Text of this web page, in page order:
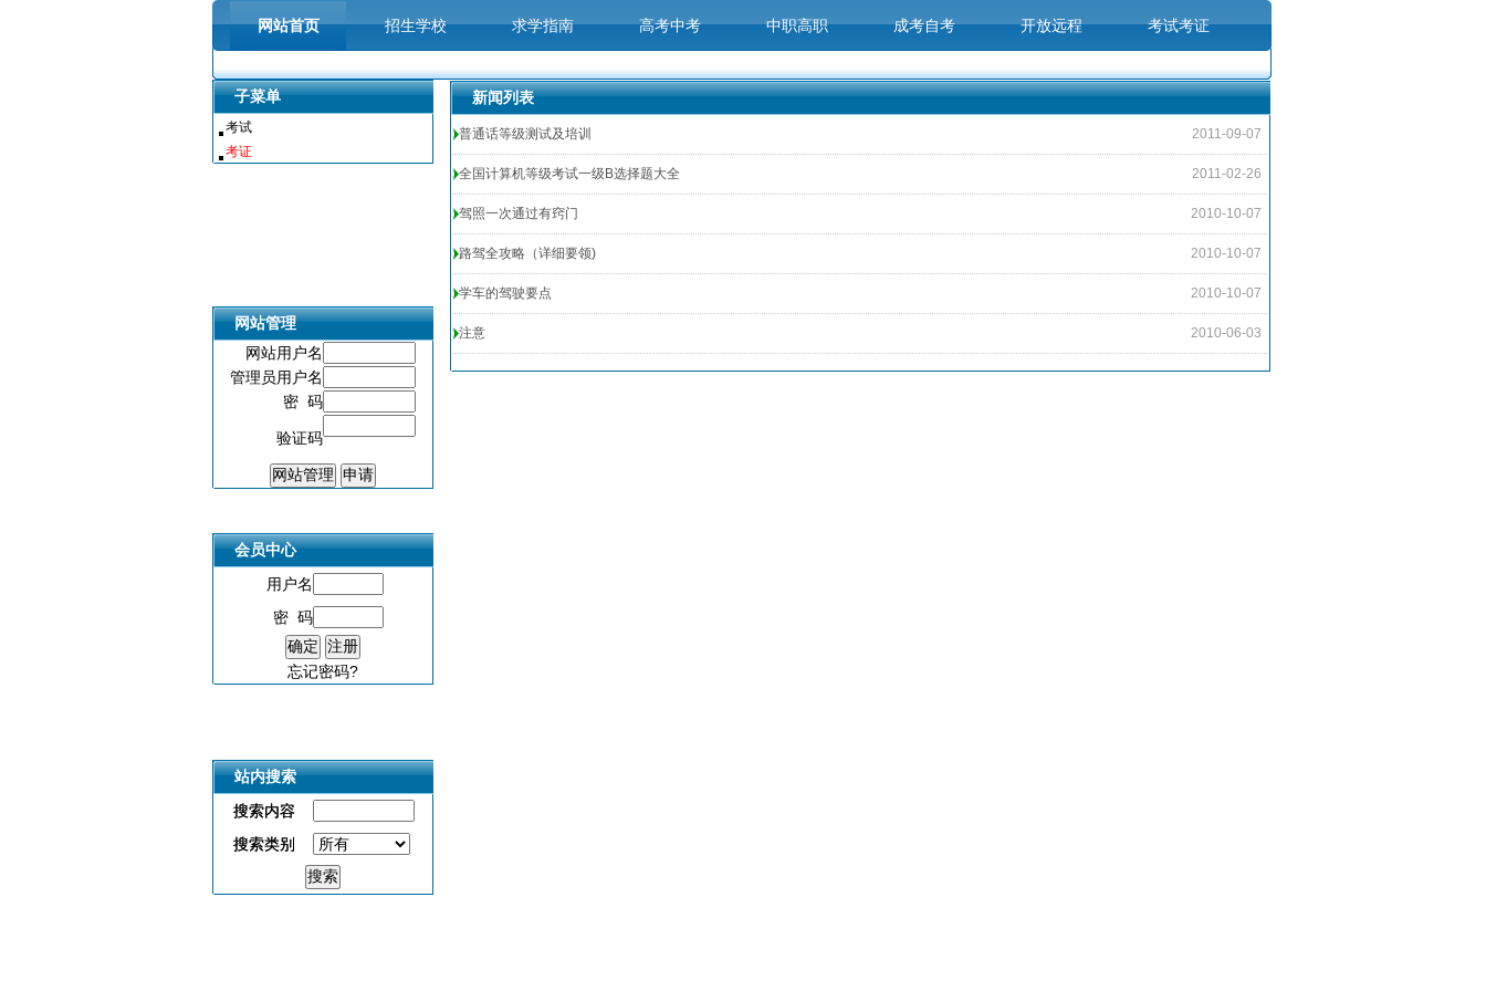
网站首页
|
招生学校
|
求学指南
|
高考中考
|
中职高职
|
成考自考
|
开放远程
|
考试考证
|
校园招聘
| |
汽车之友
|
子菜单
考试
考证
新闻列表
2011-09-07
普通话等级测试及培训
2011-02-26
全国计算机等级考试一级B选择题大全
2010-10-07
驾照一次通过有窍门
2010-10-07
路驾全攻略（详细要领)
2010-10-07
学车的驾驶要点
2010-06-03
注意
网站管理
网站用户名
管理员用户名
密 码
验证码
会员中心
用户名
密 码
忘记密码?
站内搜索
搜索内容
搜索类别
站内搜索
搜索内容
搜索类别